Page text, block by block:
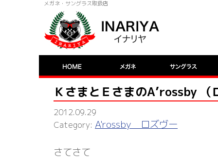
メガネ・サングラス取扱店
ＫさまとＥさまのA’rossby （
2012.09.29
A'rossby ロズヴー
さてさて